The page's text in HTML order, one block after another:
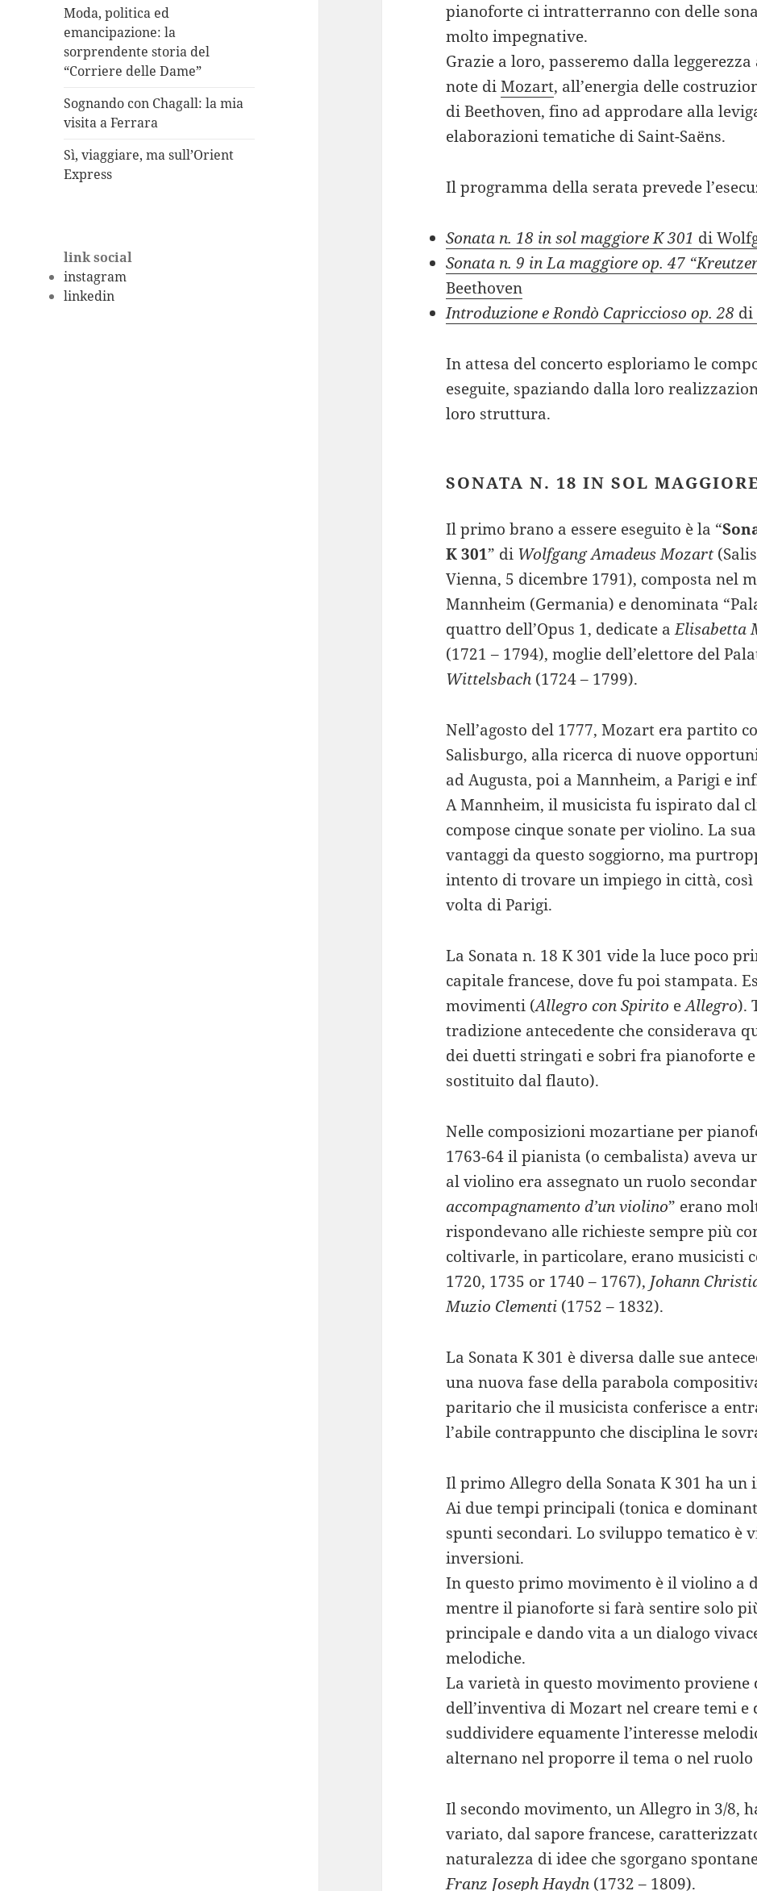
Moda, politica ed
emancipazione: la
sorprendente storia del
“Corriere delle Dame”
Sognando con Chagall: la mia
visita a Ferrara
Sì, viaggiare, ma sull’Orient
Express
link social
instagram
linkedin
pianoforte ci intratterranno con delle
molto impegnative.
Grazie a loro, passeremo dalla
note diMozart, all’energia delle
di Beethoven, fino ad approdare alla
elaborazioni tematiche di Saint-Saëns.
Il programma della serata prevede
Sonata n. 18 in sol maggiore K 301 di
Sonata n. 9 in La maggiore op. 47
Beethoven
Introduzione e Rondò Capriccioso op. 28 di
In attesa del concerto esploriamo le
eseguite, spaziando dalla loro
loro struttura.
SONATA N. 18 IN SOL
Il primo brano a essere eseguito è la “
K 301” di Wolfgang Amadeus Mozart
Vienna, 5 dicembre 1791), composta nel
Mannheim (Germania) e denominata
quattro dell’Opus 1, dedicate aElisabetta
(1721 – 1794), moglie dell’elettore del
Wittelsbach (1724 – 1799).
Nell’agosto del 1777, Mozart era partito
Salisburgo, alla ricerca di nuove
ad Augusta, poi a Mannheim, a Parigi e
A Mannheim, il musicista fu ispirato dal
compose cinque sonate per violino. La
vantaggi da questo soggiorno, ma
intento di trovare un impiego in città,
volta di Parigi.
La Sonata n. 18 K 301 vide la luce poco
capitale francese, dove fu poi stampata.
movimenti (Allegro con Spirito eAllegro).
tradizione antecedente che considerava
dei duetti stringati e sobri fra pianoforte
sostituito dal flauto).
Nelle composizioni mozartiane per
1763-64 il pianista (o cembalista) aveva
al violino era assegnato un ruolo
accompagnamento d’un violino” erano
rispondevano alle richieste sempre più
coltivarle, in particolare, erano musicisti
1720, 1735 or 1740 – 1767), Johann
Muzio Clementi (1752 – 1832).
La Sonata K 301 è diversa dalle sue
una nuova fase della parabola
paritario che il musicista conferisce a
l’abile contrappunto che disciplina le
Il primo Allegro della Sonata K 301 ha
Ai due tempi principali (tonica e
spunti secondari. Lo sviluppo tematico è
inversioni.
In questo primo movimento è il violino a
mentre il pianoforte si farà sentire solo
principale e dando vita a un dialogo
melodiche.
La varietà in questo movimento proviene
dell’inventiva di Mozart nel creare temi e
suddividere equamente l’interesse
alternano nel proporre il tema o nel
Il secondo movimento, un Allegro in 3/8,
variato, dal sapore francese,
naturalezza di idee che sgorgano
Franz Joseph Haydn (1732 – 1809).